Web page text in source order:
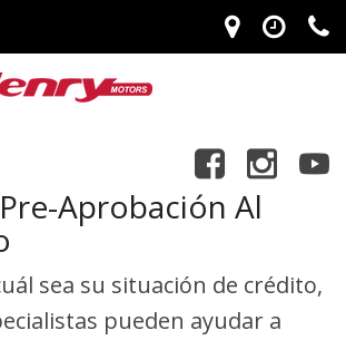
Aprobación Al
sea su situación de crédito,
pueden ayudar a